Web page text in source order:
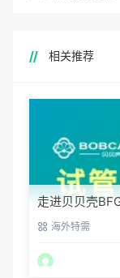
相关推荐
走进贝贝壳
流程海外特需